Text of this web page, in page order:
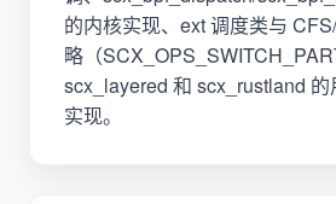
的内核实现、ext 调度类与
略（
scx_layered 和 scx_rustland
实现。